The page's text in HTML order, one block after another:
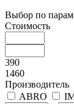
Выбор по
Стоимость
390
1460
Производитель
ABRO